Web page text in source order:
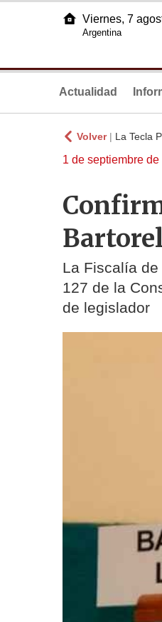
Viernes, 7
Argentina
Actualidad
Volver| La Tecla
1 de septiembre de
La Fiscalía
127 de la
de legislador